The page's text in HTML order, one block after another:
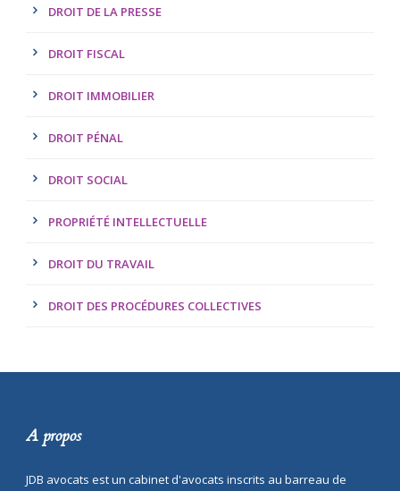
DROIT DE LA PRESSE
DROIT FISCAL
DROIT IMMOBILIER
DROIT PÉNAL
DROIT SOCIAL
PROPRIÉTÉ INTELLECTUELLE
DROIT DU TRAVAIL
DROIT DES PROCÉDURES COLLECTIVES
A propos
JDB avocats est un cabinet d'avocats inscrits au barreau de